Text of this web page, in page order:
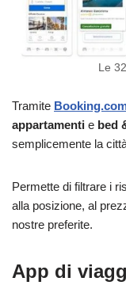
Le
Tramite
appartamenti e bed
semplicemente la
Permette di filtrare i
alla posizione, al
nostre preferite.
App di